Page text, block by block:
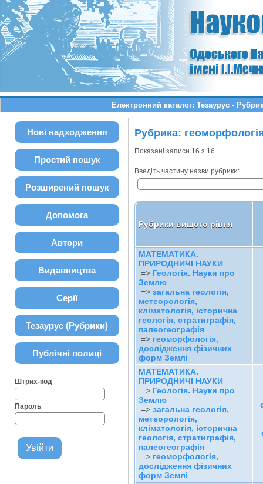
Електронний каталог: Тезаурус -
Нові надходження
Простий пошук
Розширений пошук
Допомога
Автори
Видавництва
Серії
Тезаурус (Рубрики)
Публічні полиці
Штрих-код
Пароль
Рубрика:
Показані записи 16 з 16
Введіть частину назви рубрики:
Рубрики вищого рівня
МАТЕМАТИКА.
ПРИРОДНИЧІ НАУКИ
=> Геологія. Науки про
Землю
=> загальна геологія,
метеорологія,
кліматологія, історична
геологія, стратиграфія,
палеогеографія
=> геоморфологія,
дослідження фізичних
форм Землі
МАТЕМАТИКА.
ПРИРОДНИЧІ НАУКИ
=> Геологія. Науки про
Землю
=> загальна геологія,
метеорологія,
кліматологія, історична
геологія, стратиграфія,
палеогеографія
=> геоморфологія,
дослідження фізичних
форм Землі